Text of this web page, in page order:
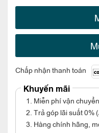
Chấp nhận thanh toán
Khuyến mãi
1. Miễn phí vận
2. Trả góp lãi suất 0%
3. Hàng chính hãng,